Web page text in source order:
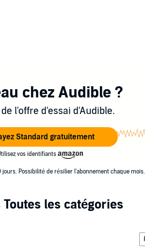
chez Audible ?
l'offre d'essai d'Audible.
Standard gratuitement
vos identifiants
Possibilité de résilier l'abonnement chaque mois.
Toutes les catégories